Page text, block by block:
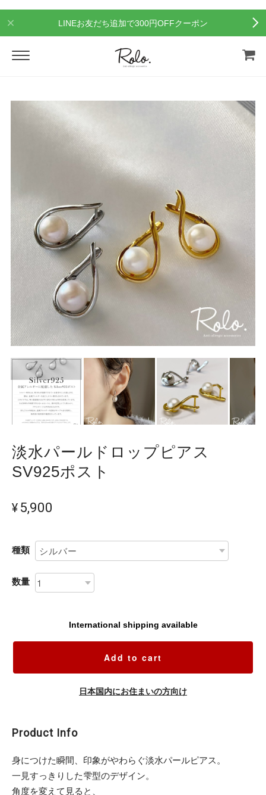
LINEお友だち追加で300円OFFクーポン
淡水パールドロップピアス
SV925ポスト
¥5,900
種類
数量
International shipping available
Add to cart
日本国内にお住まいの方向け
Product Info
身につけた瞬間、印象がやわらぐ淡水パールピアス。
一見すっきりした雫型のデザイン。
角度を変えて見ると、